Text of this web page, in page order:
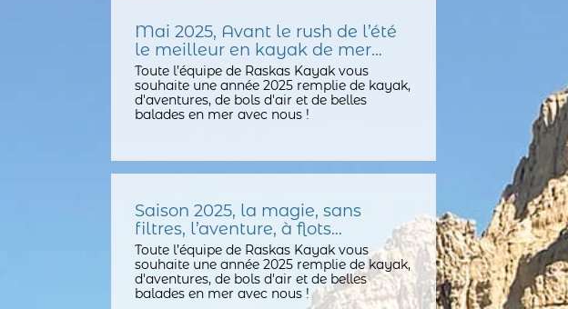
Mai 2025, Avant le rush de l’été
le meilleur en kayak de mer…
Toute l’équipe de Raskas Kayak vous
souhaite une année 2025 remplie de kayak,
d'aventures, de bols d'air et de belles
balades en mer avec nous !
Saison 2025, la magie, sans
filtres, l’aventure, à flots…
Toute l’équipe de Raskas Kayak vous
souhaite une année 2025 remplie de kayak,
d'aventures, de bols d'air et de belles
balades en mer avec nous !